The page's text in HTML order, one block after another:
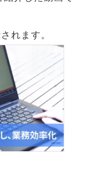
れます。